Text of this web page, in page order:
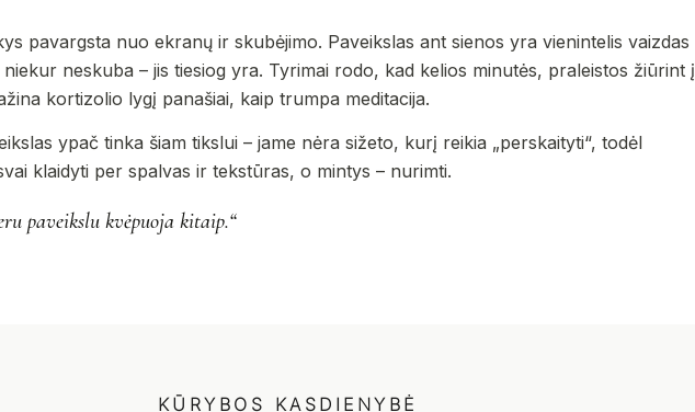
pavargsta nuo ekranų ir skubėjimo. Paveikslas ant sienos yra vienintelis vaizdas
neskuba – jis tiesiog yra. Tyrimai rodo, kad kelios minutės, praleistos žiūrint į
kortizolio lygį panašiai, kaip trumpa meditacija.
ypač tinka šiam tikslui – jame nėra sižeto, kurį reikia „perskaityti“, todėl
klaidyti per spalvas ir tekstūras, o mintys – nurimti.
paveikslu kvėpuoja kitaip.“
KŪRYBOS KASDIENYBĖ